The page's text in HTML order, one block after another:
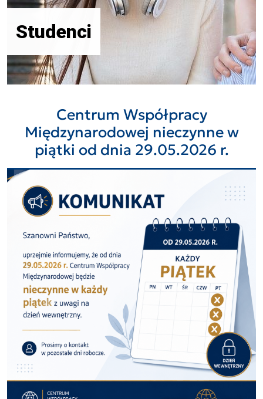
Studenci
Centrum Współpracy
Międzynarodowej nieczynne w
piątki od dnia 29.05.2026 r.